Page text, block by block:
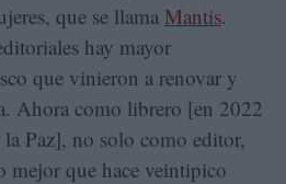
que se llama Mantis.
hay mayor
que vinieron a renovar y
Ahora como librero [en 2022
la Paz], no solo como editor,
mejor que hace veintipico